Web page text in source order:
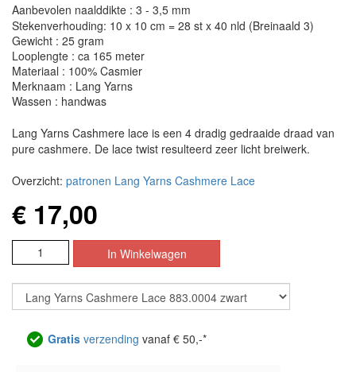
Aanbevolen naalddikte : 3 - 3,5 mm
Stekenverhouding: 10 x 10 cm = 28 st x 40 nld (Breinaald 3)
Gewicht : 25 gram
Looplengte : ca 165 meter
Materiaal : 100% Casmier
Merknaam : Lang Yarns
Wassen : handwas
Lang Yarns Cashmere lace is een 4 dradig gedraaide draad van
pure cashmere. De lace twist resulteerd zeer licht breiwerk.
Overzicht: patronen Lang Yarns Cashmere Lace
€ 17,00
Gratis verzending vanaf € 50,-*